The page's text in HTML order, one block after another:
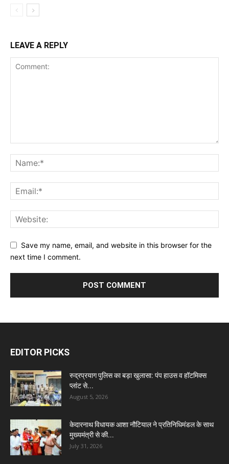
LEAVE A REPLY
Save my name, email, and website in this browser for the
next time I comment.
EDITOR PICKS
रुद्रप्रयाग पुलिस का बड़ा खुलासा: पंप हाउस व हॉटमिक्स
प्लांट से...
August 5, 2026
केदारनाथ विधायक आशा नौटियाल ने प्रतिनिधिमंडल के साथ
मुख्यमंत्री से की...
July 31, 2026